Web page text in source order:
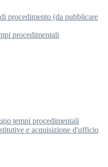
procedimento (da pubblicare
procedimentali
tempi procedimentali
e acquisizione d'ufficio